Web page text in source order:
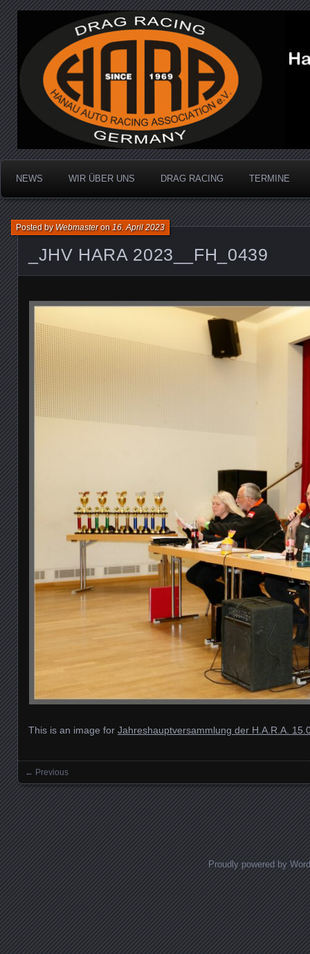
Hanau Auto Racing
Dragracing auf der 1/4 Meile
NEWS WIR ÜBER UNS DRAG RACING TERMINE
_JHV HARA 2023__FH_0439
Posted byWebmasteron16. April 2023
This is an image for Jahreshauptversammlung der H.A.R.A.
Images navigation
← Previous
Proudly powered by